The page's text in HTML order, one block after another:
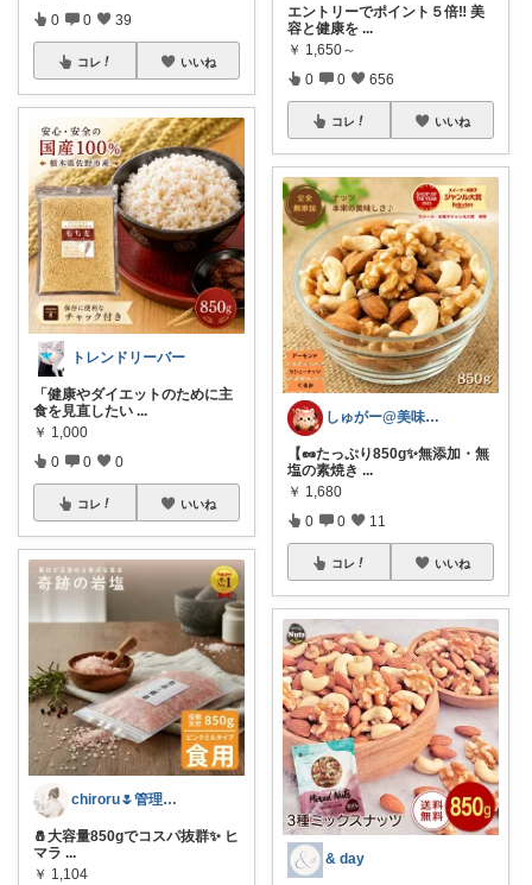
0 0 39
コレ いいね
トレンドリーバー
「健康やダイエットのために主
食を見直したい ...
￥ 1,000
0 0 0
コレ いいね
chiroru🌷管理栄養士ママ
🧂大容量850gでコスパ抜群✨ ヒ
マラ ...
￥ 1,104
エントリーでポイント５倍‼️ 美
容と健康を ...
￥ 1,650～
0 0 656
コレ いいね
しゅがー@美味しいスイーツや雑貨紹介
【🥜たっぷり850g✨無添加・無
塩の素焼き ...
￥ 1,680
0 0 11
コレ いいね
& day